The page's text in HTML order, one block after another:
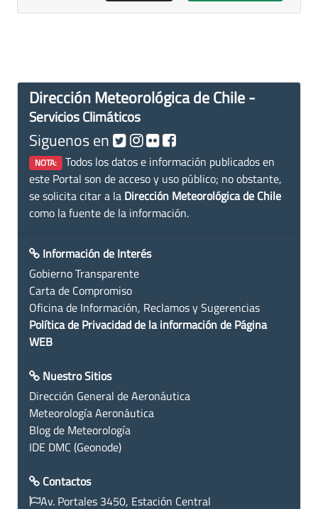
Dirección Meteorológica de Chile -
Servicios Climáticos
Siguenos en
NOTA: Todos los datos e información publicados en
este Portal son de acceso y uso público; no obstante,
se solicita citar a la Dirección Meteorológica de Chile
como la fuente de la información.
Información de Interés
Gobierno Transparente
Carta de Compromiso
Oficina de Información, Reclamos y Sugerencias
Política de Privacidad de la información de Página
WEB
Nuestro Sitios
Dirección General de Aeronáutica
Meteorología Aeronáutica
Blog de Meteorología
IDE DMC (Geonode)
Contactos
Av. Portales 3450, Estación Central